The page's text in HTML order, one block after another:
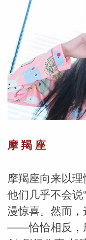
美国神
摩 羯 座
摩羯座向来以理
他们几乎不会说
漫惊喜。然而
——恰恰相反，